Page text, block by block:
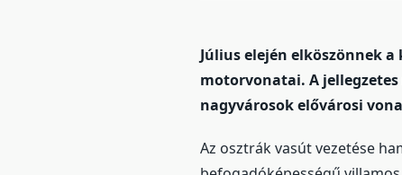
Július elején elköszönnek
motorvonatai. A
nagyvárosok elővárosi
Az osztrák vasút vezetése